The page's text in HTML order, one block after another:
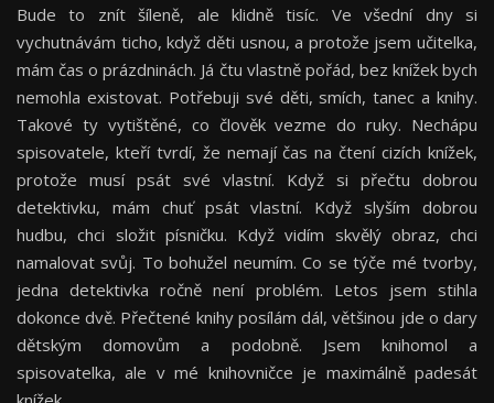
Bude to znít šíleně, ale klidně tisíc. Ve všední dny si
vychutnávám ticho, když děti usnou, a protože jsem učitelka,
mám čas o prázdninách. Já čtu vlastně pořád, bez knížek bych
nemohla existovat. Potřebuji své děti, smích, tanec a knihy.
Takové ty vytištěné, co člověk vezme do ruky. Nechápu
spisovatele, kteří tvrdí, že nemají čas na čtení cizích knížek,
protože musí psát své vlastní. Když si přečtu dobrou
detektivku, mám chuť psát vlastní. Když slyším dobrou
hudbu, chci složit písničku. Když vidím skvělý obraz, chci
namalovat svůj. To bohužel neumím. Co se týče mé tvorby,
jedna detektivka ročně není problém. Letos jsem stihla
dokonce dvě. Přečtené knihy posílám dál, většinou jde o dary
dětským domovům a podobně. Jsem knihomol a
spisovatelka, ale v mé knihovničce je maximálně padesát